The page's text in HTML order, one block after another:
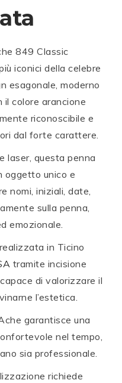
849 Classic
iconici della celebre
esagonale, moderno
il colore arancione
riconoscibile e
dal forte carattere.
laser, questa penna
oggetto unico e
nomi, iniziali, date,
sulla penna,
emozionale.
in Ticino
tramite incisione
di valorizzare il
l’estetica.
garantisce una
nel tempo,
sia professionale.
richiede